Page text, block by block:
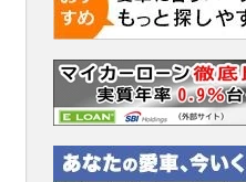
愛車と自分を守る秋の約束。二
止強化運動がもたらす安心のバ
2026.08.08 WEBヤングマシン